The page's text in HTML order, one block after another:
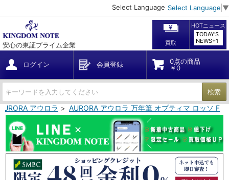
Select Language Select Language ▼
安心の東証プライム企業 買取
HOTニュース
TODAY'S
NEWS+1
ログイン 会員登録
0点の商品
￥0
検索
アウロラ AURORA アウロラ 万年筆 オプティマ ロッソ F